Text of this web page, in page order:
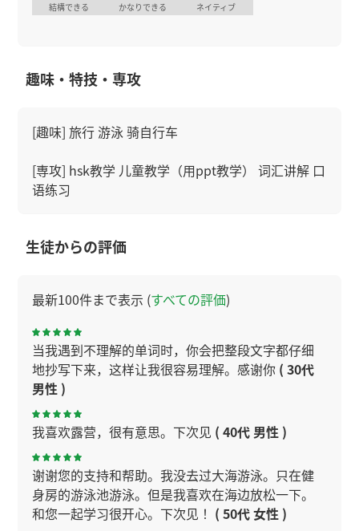
結構できる
かなりできる ネイティブ
趣味・特技・専攻
[趣味] 旅行 游泳 骑自行车
[専攻] hsk教学 儿童教学（用ppt教学） 词汇讲解 口
语练习
生徒からの評価
最新100件まで表示 (すべての評価)
当我遇到不理解的单词时，你会把整段文字都仔细
地抄写下来，这样让我很容易理解。感谢你 ( 30代
男性 )
我喜欢露营，很有意思。下次见 ( 40代 男性 )
谢谢您的支持和帮助。我没去过大海游泳。只在健
身房的游泳池游泳。但是我喜欢在海边放松一下。
和您一起学习很开心。下次见！ ( 50代 女性 )